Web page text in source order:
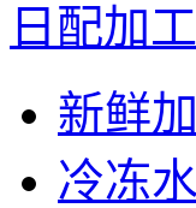
日配加
新鲜
冷冻